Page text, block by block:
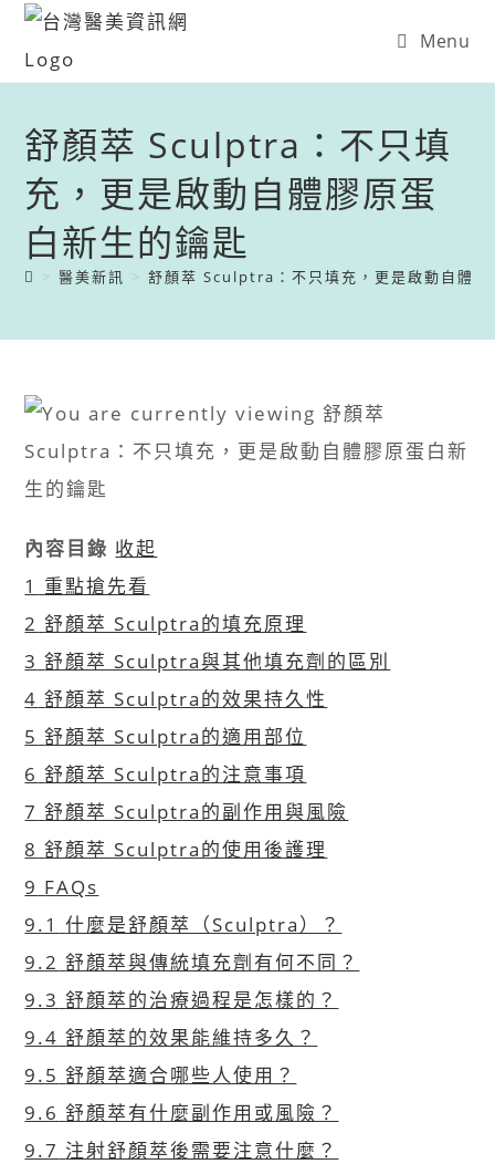
Menu
舒顏萃 Sculptra：不只填
充，更是啟動自體膠原蛋
白新生的鑰匙
> 醫美新訊 > 舒顏萃 Sculptra：不只填充，更是啟動自體膠
內容目錄 收起
1 重點搶先看
2 舒顏萃 Sculptra的填充原理
3 舒顏萃 Sculptra與其他填充劑的區別
4 舒顏萃 Sculptra的效果持久性
5 舒顏萃 Sculptra的適用部位
6 舒顏萃 Sculptra的注意事項
7 舒顏萃 Sculptra的副作用與風險
8 舒顏萃 Sculptra的使用後護理
9 FAQs
9.1 什麼是舒顏萃（Sculptra）？
9.2 舒顏萃與傳統填充劑有何不同？
9.3 舒顏萃的治療過程是怎樣的？
9.4 舒顏萃的效果能維持多久？
9.5 舒顏萃適合哪些人使用？
9.6 舒顏萃有什麼副作用或風險？
9.7 注射舒顏萃後需要注意什麼？